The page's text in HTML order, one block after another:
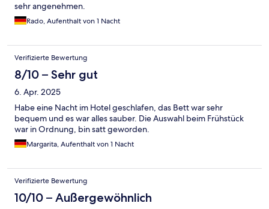
sehr angenehmen.
Rado, Aufenthalt von 1 Nacht
Verifizierte Bewertung
8/10 – Sehr gut
6. Apr. 2025
Habe eine Nacht im Hotel geschlafen, das Bett war sehr
bequem und es war alles sauber. Die Auswahl beim Frühstück
war in Ordnung, bin satt geworden.
Margarita, Aufenthalt von 1 Nacht
Verifizierte Bewertung
10/10 – Außergewöhnlich